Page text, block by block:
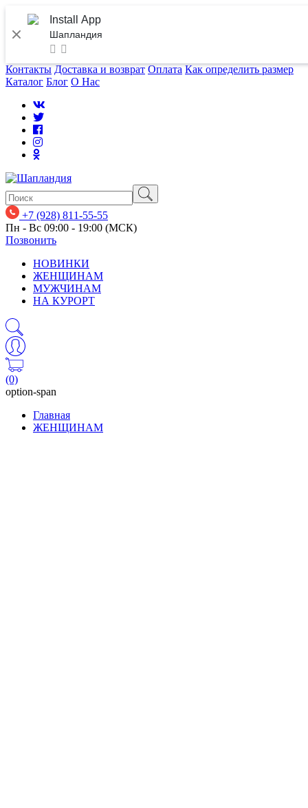
Install App
Шапландия
Контакты Доставка и возврат Оплата Как определить размер
Каталог Блог О Нас
+7 (928) 811-55-55
Пн - Вс 09:00 - 19:00 (МСК)
Позвонить
НОВИНКИ
ЖЕНЩИНАМ
МУЖЧИНАМ
НА КУРОРТ
(0)
option-span
Главная
ЖЕНЩИНАМ